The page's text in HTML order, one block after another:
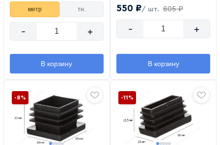
метр тн.
- +
В корзину
550 ₽/ шт. 605 ₽
- +
В корзину
-8% -11%